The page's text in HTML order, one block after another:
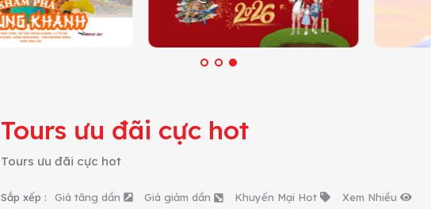
Tours ưu đãi cực hot
Tours ưu đãi cực hot
Sắp xếp : Giá tăng dần Giá giảm dần Khuyến Mại Hot Xem Nhiều